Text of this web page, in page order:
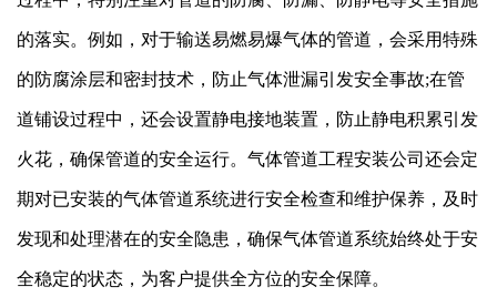
的落实。例如，对于输送易燃易爆气体的管道，会采用特殊
的防腐涂层和密封技术，防止气体泄漏引发安全事故;在管
道铺设过程中，还会设置静电接地装置，防止静电积累引发
火花，确保管道的安全运行。 气体管道工程安装公司还会定
期对已安装的气体管道系统进行安全检查和维护保养，及时
发现和处理潜在的安全隐患，确保气体管道系统始终处于安
全稳定的状态，为客户提供全方位的安全保障。